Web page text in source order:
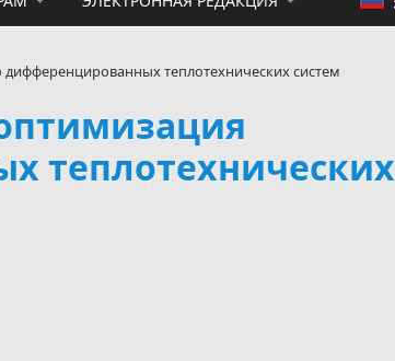
теплотехнических систем
теплотехнических